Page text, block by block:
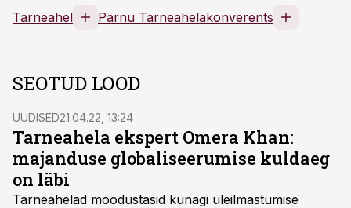
Tarneahel Pärnu Tarneahelakonverents
SEOTUD LOOD
UUDISED21.04.22, 13:24
Tarneahela ekspert Omera Khan:
majanduse globaliseerumise kuldaeg
on läbi
Tarneahelad moodustasid kunagi üleilmastumise